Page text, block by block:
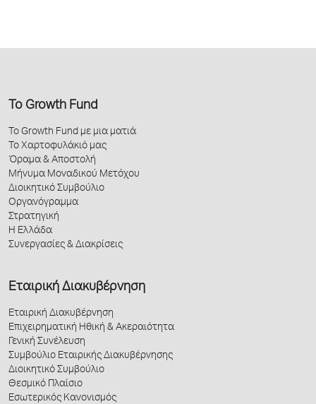
Το Growth Fund
Το Growth Fund με μια ματιά
Το Χαρτοφυλάκιό μας
Όραμα & Αποστολή
Μήνυμα Μοναδικού Μετόχου
Διοικητικό Συμβούλιο
Οργανόγραμμα
Στρατηγική
Η Ελλάδα
Συνεργασίες & Διακρίσεις
Εταιρική Διακυβέρνηση
Εταιρική Διακυβέρνηση
Επιχειρηματική Ηθική & Ακεραιότητα
Γενική Συνέλευση
Συμβούλιο Εταιρικής Διακυβέρνησης
Διοικητικό Συμβούλιο
Θεσμικό Πλαίσιο
Εσωτερικός Κανονισμός